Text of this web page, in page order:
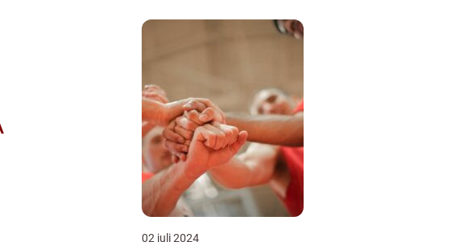
02 juli 2024